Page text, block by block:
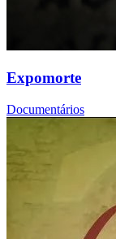
Expomorte
Documentários